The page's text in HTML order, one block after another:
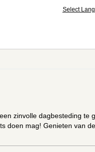
Select
zinvolle dagbesteding te
doen mag! Genieten van